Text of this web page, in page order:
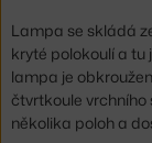
Lampa se skládá
kryté polokoulí a tu
lampa je
čtvrtkoule
několika poloh a